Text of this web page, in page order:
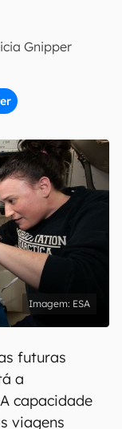
Gnipper
Termos de
ESA
futuras
a
capacidade
viagens